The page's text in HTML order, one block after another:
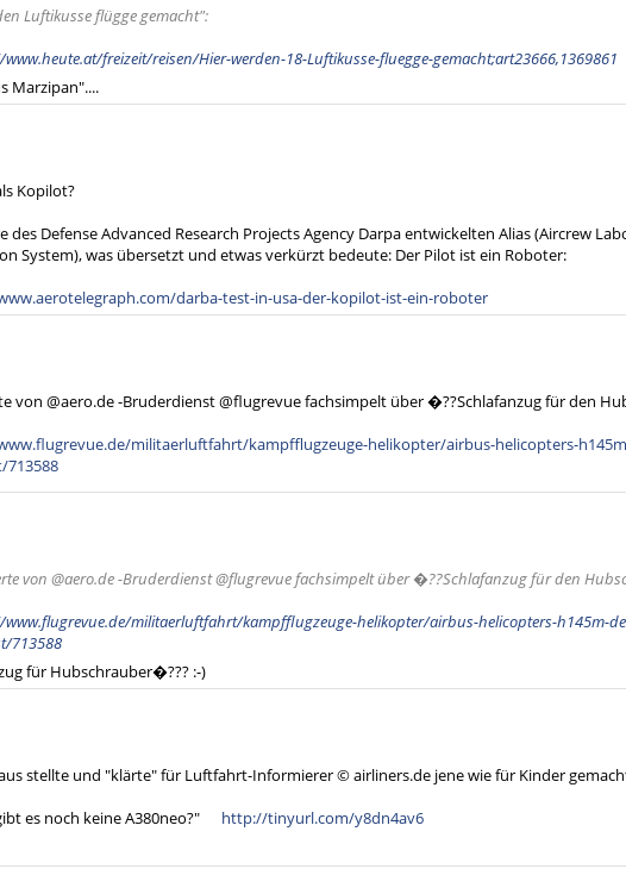
Luftikusse flügge gemacht":
freizeit/reisen/Hier-werden-18-Luftikusse-fluegge-gemacht;art23666,1369861
Marzipan"....
Kopilot?
des Defense Advanced Research Projects Agency Darpa entwickelten Alias (Aircrew
System), was übersetzt und etwas verkürzt bedeute: Der Pilot ist ein Roboter:
darba-test-in-usa-der-kopilot-ist-ein-roboter
von @aero.de -Bruderdienst @flugrevue fachsimpelt über �??Schlafanzug für den
militaerluftfahrt/kampfflugzeuge-helikopter/airbus-helicopters-
713588
von @aero.de -Bruderdienst @flugrevue fachsimpelt über �??Schlafanzug für den
militaerluftfahrt/kampfflugzeuge-helikopter/airbus-helicopters-h145m-
713588
für Hubschrauber�??? :-)
stellte und "klärte" für Luftfahrt-Informierer © airliners.de jene wie für Kinder
es noch keine A380neo?"
http://tinyurl.com/y8dn4av6